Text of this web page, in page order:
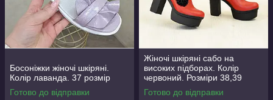
Босоніжки жіночі шкіряні.
Колір лаванда. 37 розмір
Готово до відправки
Жіночі шкіряні сабо на
високих підборах. Колір
червоний. Розміри 38,39
Готово до відправки